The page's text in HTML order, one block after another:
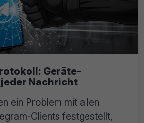
Geräte-
Nachricht
ein Problem mit allen
Clients festgestellt,